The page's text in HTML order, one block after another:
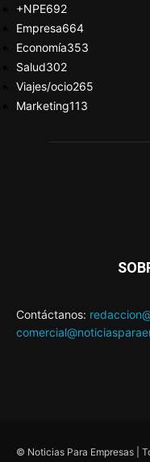
+NPE692
Empresa664
Economía353
Salud302
Viajes/ocio265
Marketing113
Contáctanos:
© Noticias Para Empresas |